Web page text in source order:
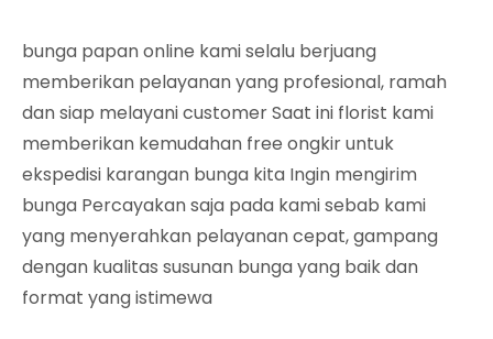
bunga papan online kami selalu berjuang
memberikan pelayanan yang profesional, ramah
dan siap melayani customer Saat ini florist kami
memberikan kemudahan free ongkir untuk
ekspedisi karangan bunga kita Ingin mengirim
bunga Percayakan saja pada kami sebab kami
yang menyerahkan pelayanan cepat, gampang
dengan kualitas susunan bunga yang baik dan
format yang istimewa